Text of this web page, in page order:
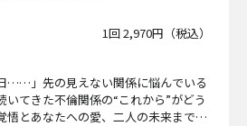
1回 2,970円（税込）
……」先の見えない関係に悩んでいる
てきた不倫関係の“これから”がどう
とあなたへの愛、二人の未来まで、